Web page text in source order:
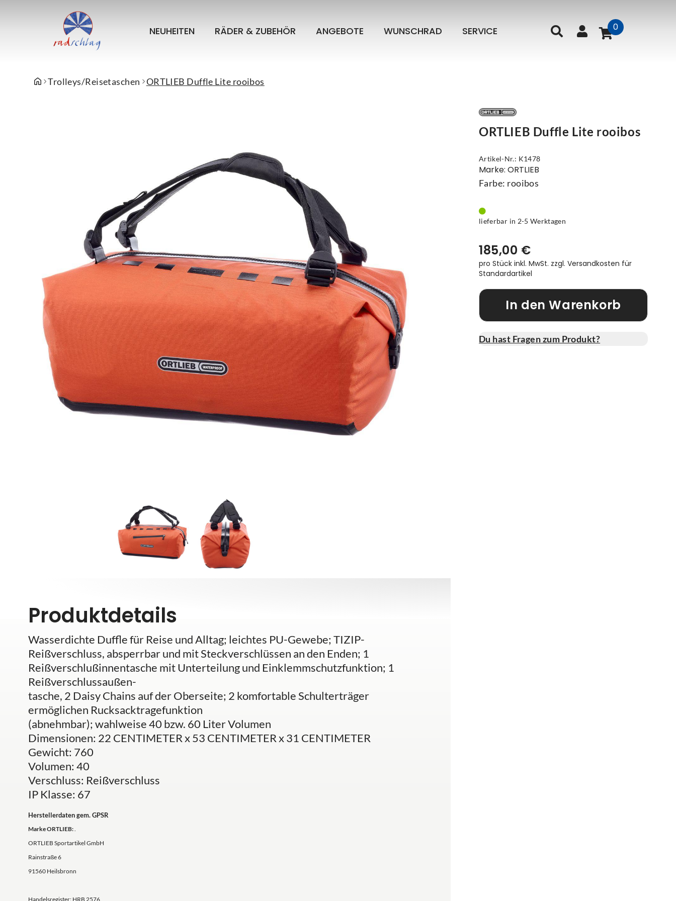
NEUHEITEN RÄDER & ZUBEHÖR ANGEBOTE WUNSCHRAD SERVICE 0
Trolleys/Reisetaschen ORTLIEB Duffle Lite rooibos
Produktdetails
Wasserdichte Duffle für Reise und Alltag; leichtes PU-Gewebe; TIZIP-
Reißverschluss, absperrbar und mit Steckverschlüssen an den Enden; 1
Reißverschlußinnentasche mit Unterteilung und Einklemmschutzfunktion; 1
Reißverschlussaußen-
tasche, 2 Daisy Chains auf der Oberseite; 2 komfortable Schulterträger
ermöglichen Rucksacktragefunktion
(abnehmbar); wahlweise 40 bzw. 60 Liter Volumen
Dimensionen: 22 CENTIMETER x 53 CENTIMETER x 31 CENTIMETER
Gewicht: 760
Volumen: 40
Verschluss: Reißverschluss
IP Klasse: 67
Herstellerdaten gem. GPSR
Marke ORTLIEB:.
ORTLIEB Sportartikel GmbH
Rainstraße 6
91560 Heilsbronn
Handelsregister: HRB 2576
ORTLIEB Duffle Lite rooibos
Artikel-Nr.: K1478
Marke: ORTLIEB
Farbe: rooibos
lieferbar in 2-5 Werktagen
185,00 €
pro Stück inkl. MwSt. zzgl. Versandkosten für
Standardartikel
In den Warenkorb
Du hast Fragen zum Produkt?